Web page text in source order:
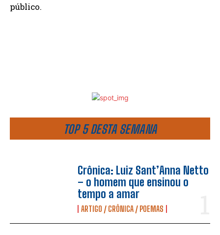
TOP 5 DESTA SEMANA
Crônica: Luiz Sant’Anna Netto
– o homem que ensinou o
tempo a amar
ARTIGO / CRÔNICA / POEMAS
público.